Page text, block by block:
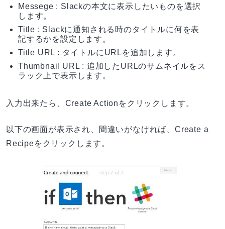
Messege : Slackの本文に表示したいものを選択
します。
Title : Slackに通知される時のタイトルに何を表
記するかを設定します。
Title URL : タイトルにURLを追加します。
Thumbnail URL : 追加したURLのサムネイルをス
ラック上で表示します。
入力出来たら、Create Actionをクリックします。
以下の画面が表示され、間違いがなければ、Create a
Recipeをクリックします。